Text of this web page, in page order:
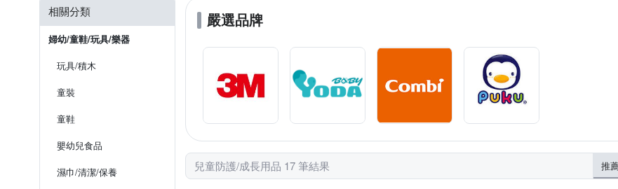
相關分類
婦幼/童鞋/玩具/樂器
玩具/積木
童裝
童鞋
嬰幼兒食品
濕巾/清潔/保養
嚴選品牌
兒童防護/成長用品 17 筆結果 推